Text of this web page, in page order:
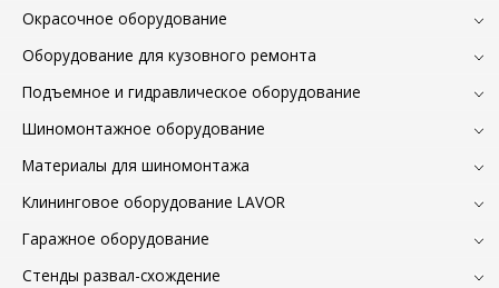
Окрасочное оборудование
Оборудование для кузовного ремонта
Подъемное и гидравлическое оборудование
Шиномонтажное оборудование
Материалы для шиномонтажа
Клининговое оборудование LAVOR
Гаражное оборудование
Стенды развал-схождение